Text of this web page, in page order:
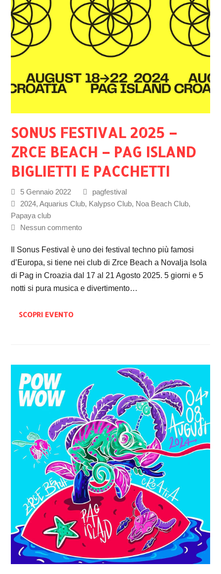
SONUS FESTIVAL 2025 –
ZRCE BEACH – PAG ISLAND
BIGLIETTI E PACCHETTI
5 Gennaio 2022
pagfestival
2024,Aquarius Club, Kalypso Club, Noa Beach Club,
Papaya club
Nessun commento
Il Sonus Festival è uno dei festival techno più famosi
d’Europa, si tiene nei club di Zrce Beach a Novalja Isola
di Pag in Croazia dal 17 al 21 Agosto 2025. 5 giorni e 5
notti si pura musica e divertimento…
SCOPRI EVENTO